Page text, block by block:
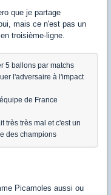
que je partage
mais ce n'est pas un
troisième-ligne.
5 ballons par matchs
l'adversaire à l'impact
de France
très très mal et c'est un
des champions
Picamoles aussi ou